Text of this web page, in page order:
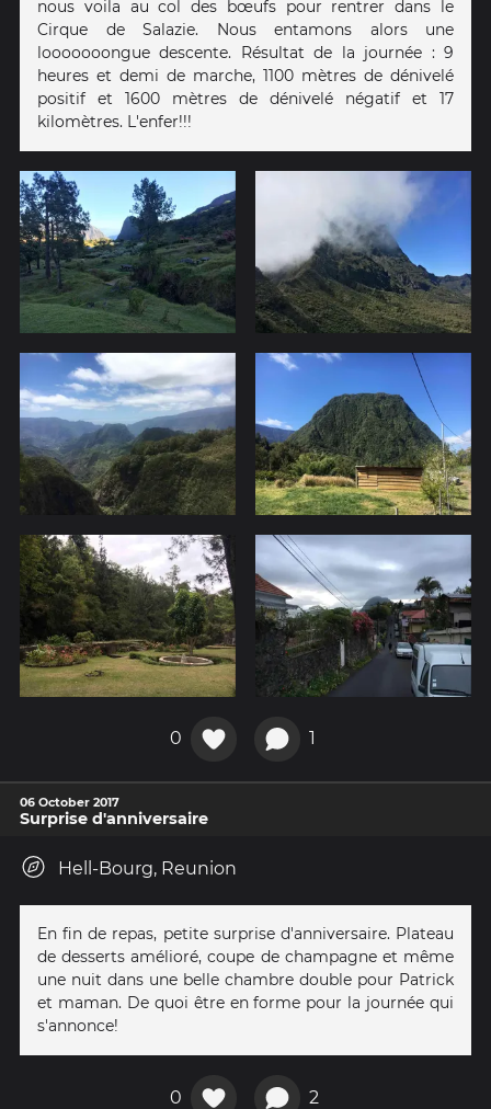
nous voila au col des bœufs pour rentrer dans le
Cirque de Salazie. Nous entamons alors une
looooooongue descente. Résultat de la journée : 9
heures et demi de marche, 1100 mètres de dénivelé
positif et 1600 mètres de dénivelé négatif et 17
kilomètres. L'enfer!!!
0 1
06 October 2017
Surprise d'anniversaire
Hell-Bourg, Reunion
En fin de repas, petite surprise d'anniversaire. Plateau
de desserts amélioré, coupe de champagne et même
une nuit dans une belle chambre double pour Patrick
et maman. De quoi être en forme pour la journée qui
s'annonce!
0 2